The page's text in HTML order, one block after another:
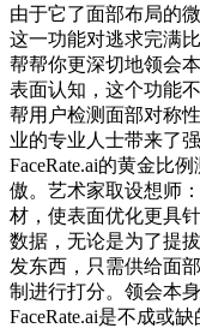
由于它了面部布局的
这一功能对逃求完满
帮帮你更深切地领会
表面认知，这个功能
帮用户检测面部对称
业的专业人士带来了
FaceRate.ai的黄金比
傲。艺术家取设想师
材，使表面优化更具
数据，无论是为了提
发东西，只需供给面
制进行打分。领会本
FaceRate.ai是不成或